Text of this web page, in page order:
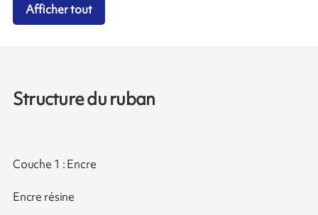
Afficher tout
Structure du ruban
Couche 1 : Encre
Encre résine